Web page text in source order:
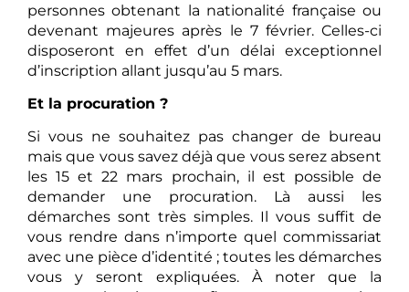
personnes obtenant la nationalité française ou
devenant majeures après le 7 février. Celles-ci
disposeront en effet d’un délai exceptionnel
d’inscription allant jusqu’au 5 mars.
Et la procuration ?
Si vous ne souhaitez pas changer de bureau
mais que vous savez déjà que vous serez absent
les 15 et 22 mars prochain, il est possible de
demander une procuration. Là aussi les
démarches sont très simples. Il vous suffit de
vous rendre dans n’importe quel commissariat
avec une pièce d’identité ; toutes les démarches
vous y seront expliquées. À noter que la